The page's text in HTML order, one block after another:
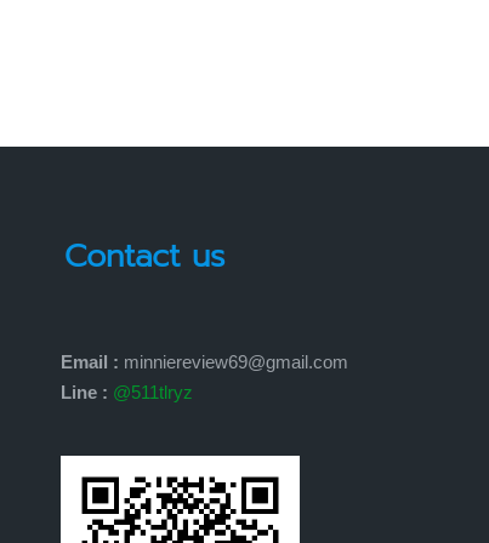
Contact us
Email : minniereview69@gmail.com
Line : @511tlryz